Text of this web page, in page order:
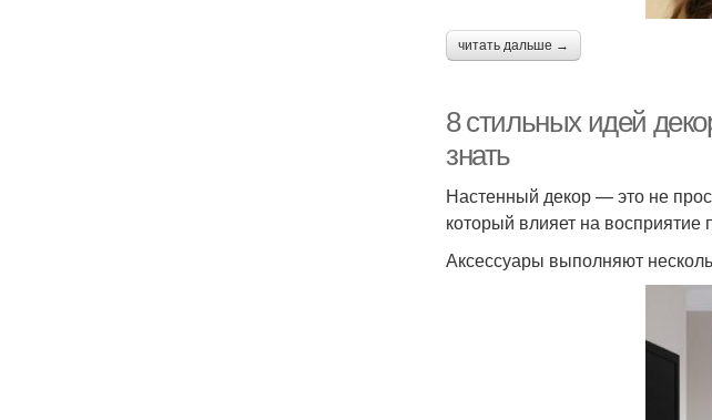
читать дальше →
8 стильных идей
знать
Настенный декор — это не
который влияет на
Аксессуары выполняют